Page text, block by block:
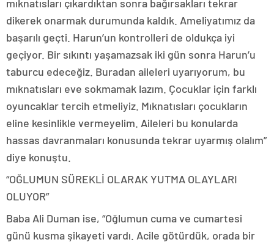
mıknatısları çıkardıktan sonra bağırsakları tekrar
dikerek onarmak durumunda kaldık. Ameliyatımız da
başarılı geçti. Harun’un kontrolleri de oldukça iyi
geçiyor. Bir sıkıntı yaşamazsak iki gün sonra Harun’u
taburcu edeceğiz. Buradan aileleri uyarıyorum, bu
mıknatısları eve sokmamak lazım. Çocuklar için farklı
oyuncaklar tercih etmeliyiz. Mıknatısları çocukların
eline kesinlikle vermeyelim. Aileleri bu konularda
hassas davranmaları konusunda tekrar uyarmış olalım”
diye konuştu.
“OĞLUMUN SÜREKLİ OLARAK YUTMA OLAYLARI
OLUYOR”
Baba Ali Duman ise, “Oğlumun cuma ve cumartesi
günü kusma şikayeti vardı. Acile götürdük, orada bir